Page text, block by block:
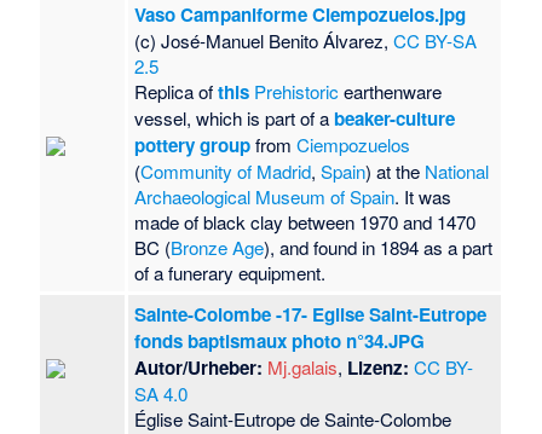
Vaso Campaniforme Ciempozuelos.jpg
(c) José-Manuel Benito Álvarez,CC BY-SA
2.5
Replica ofthis Prehistoricearthenware
vessel, which is part of abeaker-culture
pottery groupfromCiempozuelos
(Community of Madrid,Spain) at the National
Archaeological Museum of Spain. It was
made of black clay between 1970 and 1470
BC (Bronze Age), and found in 1894 as a part
of a funerary equipment.
Sainte-Colombe -17- Eglise Saint-Eutrope
fonds baptismaux photo n°34.JPG
Autor/Urheber: Mj.galais, Lizenz: CC BY-
SA 4.0
Église Saint-Eutrope de Sainte-Colombe